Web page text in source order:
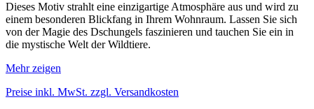
Dieses Motiv strahlt eine einzigartige Atmosphäre aus und wird zu
einem besonderen Blickfang in Ihrem Wohnraum. Lassen Sie sich
von der Magie des Dschungels faszinieren und tauchen Sie ein in
die mystische Welt der Wildtiere.
Mehr zeigen
Preise inkl. MwSt. zzgl. Versandkosten